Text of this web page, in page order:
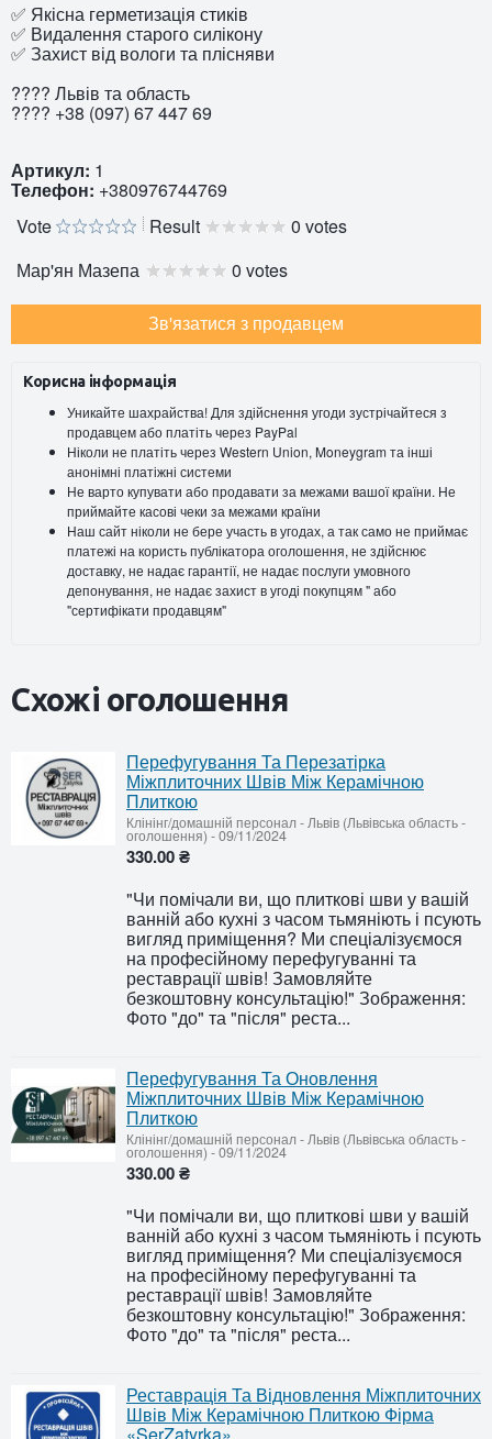
✅ Якісна герметизація стиків
✅ Видалення старого силікону
✅ Захист від вологи та плісняви
???? Львів та область
???? +38 (097) 67 447 69
Артикул: 1
Телефон: +380976744769
Vote
Result
0 votes
Мар'ян Мазепа
0 votes
Зв'язатися з продавцем
Корисна інформація
Уникайте шахрайства! Для здійснення угоди зустрічайтеся з
продавцем або платіть через PayPal
Ніколи не платіть через Western Union, Moneygram та інші
анонімні платіжні системи
Не варто купувати або продавати за межами вашої країни. Не
приймайте касові чеки за межами країни
Наш сайт ніколи не бере участь в угодах, а так само не приймає
платежі на користь публікатора оголошення, не здійснює
доставку, не надає гарантії, не надає послуги умовного
депонування, не надає захист в угоді покупцям " або
"сертифікати продавцям"
Схожі оголошення
Перефугування Та Перезатірка
Міжплиточних Швів Між Керамічною
Плиткою
Клінінг/домашній персонал -Львів (Львівська область -
оголошення) -09/11/2024
330.00 ₴
"Чи помічали ви, що плиткові шви у вашій
ванній або кухні з часом тьмяніють і псують
вигляд приміщення? Ми спеціалізуємося
на професійному перефугуванні та
реставрації швів! Замовляйте
безкоштовну консультацію!" Зображення:
Фото "до" та "після" реста...
Перефугування Та Оновлення
Міжплиточних Швів Між Керамічною
Плиткою
Клінінг/домашній персонал -Львів (Львівська область -
оголошення) -09/11/2024
330.00 ₴
"Чи помічали ви, що плиткові шви у вашій
ванній або кухні з часом тьмяніють і псують
вигляд приміщення? Ми спеціалізуємося
на професійному перефугуванні та
реставрації швів! Замовляйте
безкоштовну консультацію!" Зображення:
Фото "до" та "після" реста...
Реставрація Та Відновлення Міжплиточних
Швів Між Керамічною Плиткою Фірма